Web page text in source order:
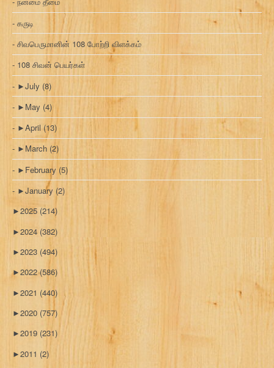
கருடி
சிவபெருமானின் 108 போற்றி விளக்கம்
108 சிவன் பெயர்கள்
►July (8)
► May (4)
►April (13)
► March (2)
► February (5)
►January (2)
►2025 (214)
►2024 (382)
►2023 (494)
►2022(586)
►2021 (440)
►2020 (757)
►2019 (231)
►2011 (2)